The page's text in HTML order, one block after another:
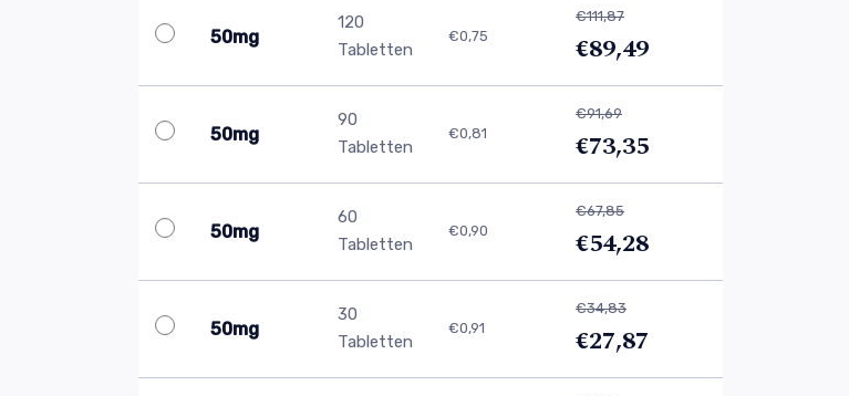
50mg
120
Tabletten
€0,75
€111,87
€89,49
50mg
90
Tabletten
€0,81
€91,69
€73,35
50mg
60
Tabletten
€0,90
€67,85
€54,28
50mg
30
Tabletten
€0,91
€34,83
€27,87